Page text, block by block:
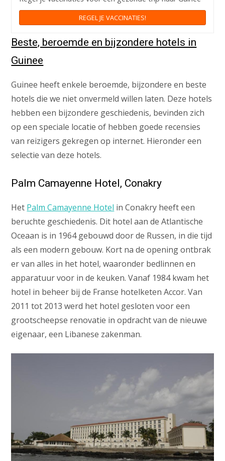
REGEL JE VACCINATIES!
Beste, beroemde en bijzondere hotels in
Guinee
Guinee heeft enkele beroemde, bijzondere en beste
hotels die we niet onvermeld willen laten. Deze hotels
hebben een bijzondere geschiedenis, bevinden zich
op een speciale locatie of hebben goede recensies
van reizigers gekregen op internet. Hieronder een
selectie van deze hotels.
Palm Camayenne Hotel, Conakry
Het Palm Camayenne Hotel in Conakry heeft een
beruchte geschiedenis. Dit hotel aan de Atlantische
Oceaan is in 1964 gebouwd door de Russen, in die tijd
als een modern gebouw. Kort na de opening ontbrak
er van alles in het hotel, waaronder bedlinnen en
apparatuur voor in de keuken. Vanaf 1984 kwam het
hotel in beheer bij de Franse hotelketen Accor. Van
2011 tot 2013 werd het hotel gesloten voor een
grootscheepse renovatie in opdracht van de nieuwe
eigenaar, een Libanese zakenman.